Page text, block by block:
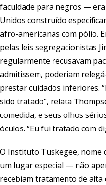
faculdade para negros —
Unidos construído
afro-americanas com pólio.
pelas leis segregacionistas
regularmente recusavam
admitissem, poderiam
prestar cuidados inferiores.
sido tratado”, relata
comedida, e seus olhos
óculos. “Eu fui tratado com
O Instituto Tuskegee, nome
um lugar especial — não
recebiam tratamento de alta